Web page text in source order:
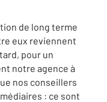
de long terme
eux reviennent
pour un
notre agence à
nos conseillers
: ce sont